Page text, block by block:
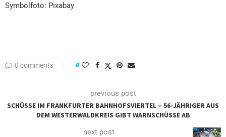
Symbolfoto: Pixabay
0 comments 0
previous post
SCHÜSSE IM FRANKFURTER BAHNHOFSVIERTEL – 56-JÄHRIGER AUS
DEM WESTERWALDKREIS GIBT WARNSCHÜSSE AB
next post